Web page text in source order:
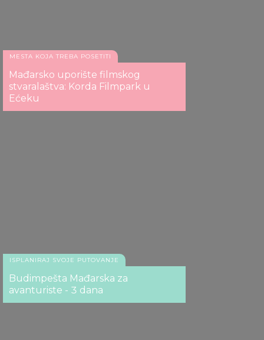
MESTA KOJA TREBA POSETITI
Mađarsko uporište filmskog
stvaralaštva: Korda Filmpark u
Ećeku
ISPLANIRAJ SVOJE PUTOVANJE
Budimpešta Mađarska za
avanturiste - 3 dana